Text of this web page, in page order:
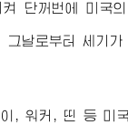
단꺼번에 미국
날로부터 세기
, 워커, 띤 등 미